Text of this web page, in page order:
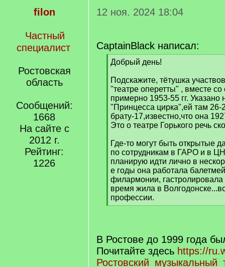
filon
Частный
специалист
Ростовская
область
Сообщений:
1668
На сайте с
2012 г.
Рейтинг:
1226
12 ноя. 2024 18:04
CaptainBlack написал:
[
]
Добрый день!
Подскажите, тётушка
"театре оперетты" , вместе
примерно 1953-55 гг. Указано
"Принцесса цирка",ей там 26-
брату-17,известно,что она
Это о театре Горького речь
Где-то могут быть открытые
по сотрудникам в ГАРО и в
планирую идти лично в
е годы она работала
филармонии, гастролировала
время жила в
профессии.
[
В Ростове до 1999 года
Почитайте здесь https://